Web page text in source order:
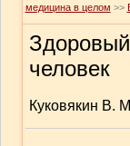
медицина в целом >>
человек
Куковякин В.